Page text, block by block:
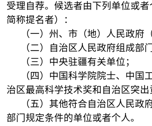
受理自荐。候选者由下列单位或
简称提名者）：
（一）州、市（地）人民政府
（二）自治区人民政府组成部
（三）中央驻疆有关单位；
（四）中国科学院院士、中国
治区最高科学技术奖和自治区突出
（五）其他符合自治区人民政
部门规定条件的单位或者个人。